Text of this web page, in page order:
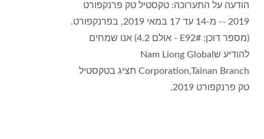
הודעה על התערוכה: טקסטיל טק פרנקפורט
2019 -- מ-14 עד 17 במאי 2019, בפרנקפורט.
(מספר דוכן: #E92 - אולם 4.2) אנו שמחים
להודיע שNam Liong Global
Corporation,Tainan Branch תציג בטקסטיל
טק פרנקפורט 2019.